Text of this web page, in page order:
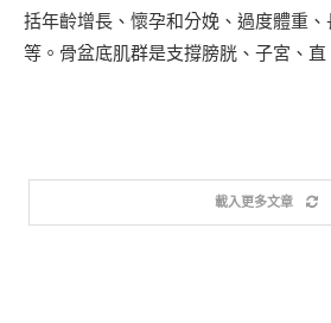
括年齡增長、懷孕和分娩、過度體重
等。骨盆底肌群是支撐膀胱、子宮、
載入更多文章